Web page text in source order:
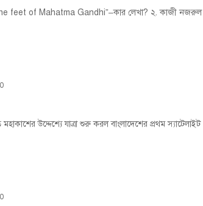
feet of Mahatma Gandhi”–কার লেখা? ২. কাজী নজরুল
উদ্দেশ্যে যাত্রা শুরু করল বাংলাদেশের প্রথম স্যাটেলাইট